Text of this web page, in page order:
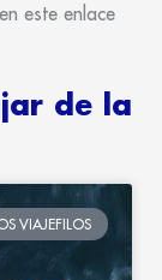
este enlace
de la
VIAJEFILOS